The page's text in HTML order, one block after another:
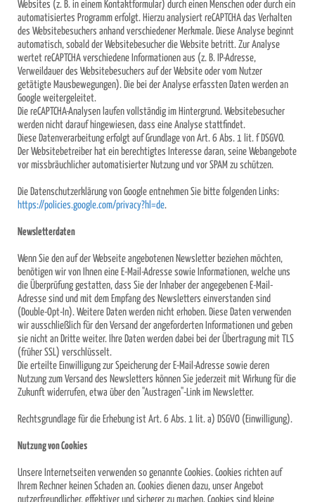
Websites (z. B. in einem Kontaktformular) durch einen Menschen oder durch ein
automatisiertes Programm erfolgt. Hierzu analysiert reCAPTCHA das Verhalten
des Websitebesuchers anhand verschiedener Merkmale. Diese Analyse beginnt
automatisch, sobald der Websitebesucher die Website betritt. Zur Analyse
wertet reCAPTCHA verschiedene Informationen aus (z. B. IP-Adresse,
Verweildauer des Websitebesuchers auf der Website oder vom Nutzer
getätigte Mausbewegungen). Die bei der Analyse erfassten Daten werden an
Google weitergeleitet.
Die reCAPTCHA-Analysen laufen vollständig im Hintergrund. Websitebesucher
werden nicht darauf hingewiesen, dass eine Analyse stattfindet.
Diese Datenverarbeitung erfolgt auf Grundlage von Art. 6 Abs. 1 lit. f DSGVO.
Der Websitebetreiber hat ein berechtigtes Interesse daran, seine Webangebote
vor missbräuchlicher automatisierter Nutzung und vor SPAM zu schützen.
Die Datenschutzerklärung von Google entnehmen Sie bitte folgenden Links:
https://policies.google.com/privacy?hl=de.
Newsletterdaten
Wenn Sie den auf der Webseite angebotenen Newsletter beziehen möchten,
benötigen wir von Ihnen eine E-Mail-Adresse sowie Informationen, welche uns
die Überprüfung gestatten, dass Sie der Inhaber der angegebenen E-Mail-
Adresse sind und mit dem Empfang des Newsletters einverstanden sind
(Double-Opt-In). Weitere Daten werden nicht erhoben. Diese Daten verwenden
wir ausschließlich für den Versand der angeforderten Informationen und geben
sie nicht an Dritte weiter. Ihre Daten werden dabei bei der Übertragung mit TLS
(früher SSL) verschlüsselt.
Die erteilte Einwilligung zur Speicherung der E-Mail-Adresse sowie deren
Nutzung zum Versand des Newsletters können Sie jederzeit mit Wirkung für die
Zukunft widerrufen, etwa über den "Austragen"-Link im Newsletter.
Rechtsgrundlage für die Erhebung ist Art. 6 Abs. 1 lit. a) DSGVO (Einwilligung).
Nutzung von Cookies
Unsere Internetseiten verwenden so genannte Cookies. Cookies richten auf
Ihrem Rechner keinen Schaden an. Cookies dienen dazu, unser Angebot
nutzerfreundlicher, effektiver und sicherer zu machen. Cookies sind kleine